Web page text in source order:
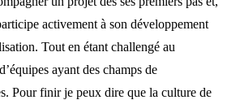
activement à son développement
Tout en étant challengé au
ayant des champs de
Pour finir je peux dire que la culture de